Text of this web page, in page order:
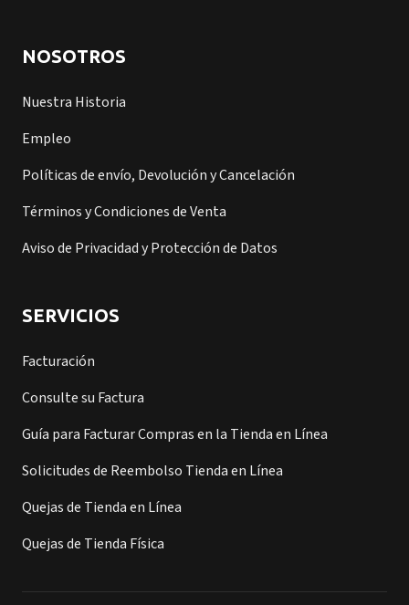
NOSOTROS
Nuestra Historia
Empleo
Políticas de envío, Devolución y Cancelación
Términos y Condiciones de Venta
Aviso de Privacidad y Protección de Datos
SERVICIOS
Facturación
Consulte su Factura
Guía para Facturar Compras en la Tienda en Línea
Solicitudes de Reembolso Tienda en Línea
Quejas de Tienda en Línea
Quejas de Tienda Física